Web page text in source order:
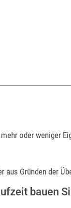
oder weniger
aus Gründen der
bauen